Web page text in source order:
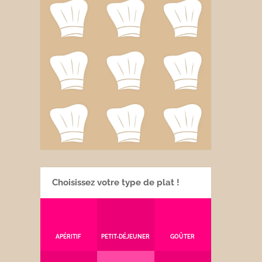
Choisissez votre type de plat !
APÉRITIF PETIT-DÉJEUNER GOÛTER